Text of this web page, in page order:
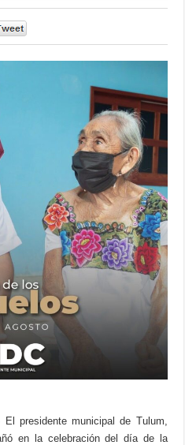
DIF-
mayores
día
presidente municipal de Tulum,
en la celebración del día de la